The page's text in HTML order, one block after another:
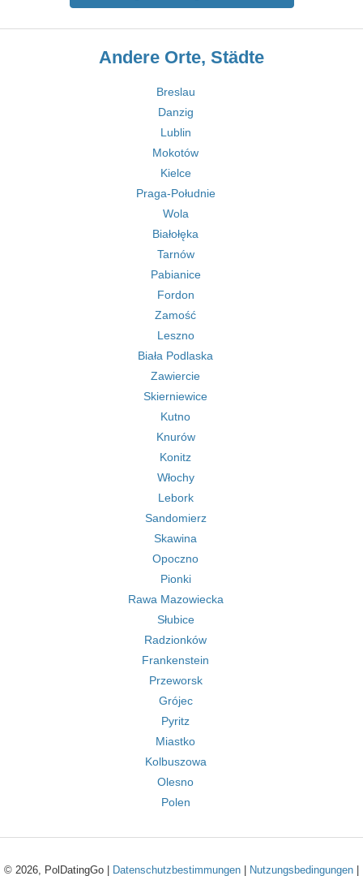
Andere Orte, Städte
Breslau
Danzig
Lublin
Mokotów
Kielce
Praga-Południe
Wola
Białołęka
Tarnów
Pabianice
Fordon
Zamość
Leszno
Biała Podlaska
Zawiercie
Skierniewice
Kutno
Knurów
Konitz
Włochy
Lebork
Sandomierz
Skawina
Opoczno
Pionki
Rawa Mazowiecka
Słubice
Radzionków
Frankenstein
Przeworsk
Grójec
Pyritz
Miastko
Kolbuszowa
Olesno
Polen
© 2026, PolDatingGo | Datenschutzbestimmungen Nutzungsbedingungen